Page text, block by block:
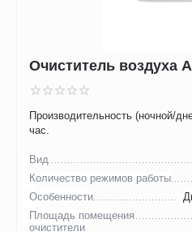
Очиститель воздуха
Производительность (ночной/
час.
Вид
Количество режимов работы
Особенности
Площадь помещения
очистители